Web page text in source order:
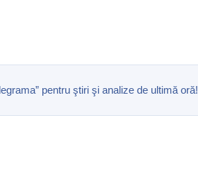
pentru ştiri şi analize de ultimă oră!